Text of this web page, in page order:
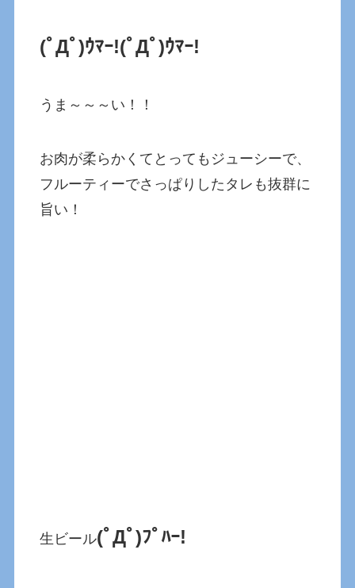
(ﾟДﾟ)ｳﾏｰ!(ﾟДﾟ)ｳﾏｰ!
うま～～～い！！
お肉が柔らかくてとってもジューシーで、
フルーティーでさっぱりしたタレも抜群に
旨い！
生ビール(ﾟДﾟ)ﾌﾟﾊｰ!